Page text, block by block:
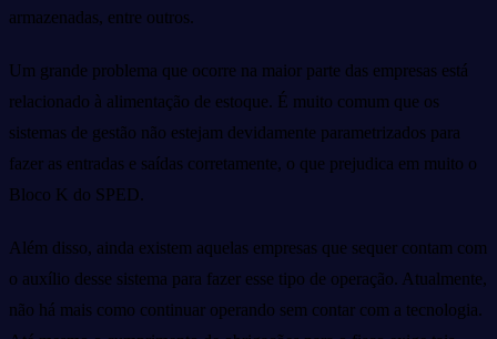
armazenadas, entre outros.
Um grande problema que ocorre na maior parte das empresas está
relacionado à alimentação de estoque. É muito comum que os
sistemas de gestão não estejam devidamente parametrizados para
fazer as entradas e saídas corretamente, o que prejudica em muito o
Bloco K do SPED.
Além disso, ainda existem aquelas empresas que sequer contam com
o auxílio desse sistema para fazer esse tipo de operação. Atualmente,
não há mais como continuar operando sem contar com a tecnologia.